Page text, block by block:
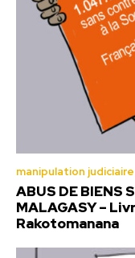
manipulation
ABUS DE BIENS
MALAGASY –
Rakotomanana